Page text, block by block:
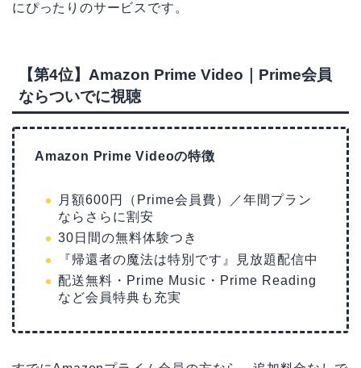
にぴったりのサービスです。
【第4位】Amazon Prime Video｜Prime会員
ならついでに視聴
Amazon Prime Videoの特徴
月額600円（Prime会員費）／年間プラン
ならさらに割安
30日間の無料体験つき
『帰還者の魔法は特別です』見放題配信中
配送無料・Prime Music・Prime Reading
など会員特典も充実